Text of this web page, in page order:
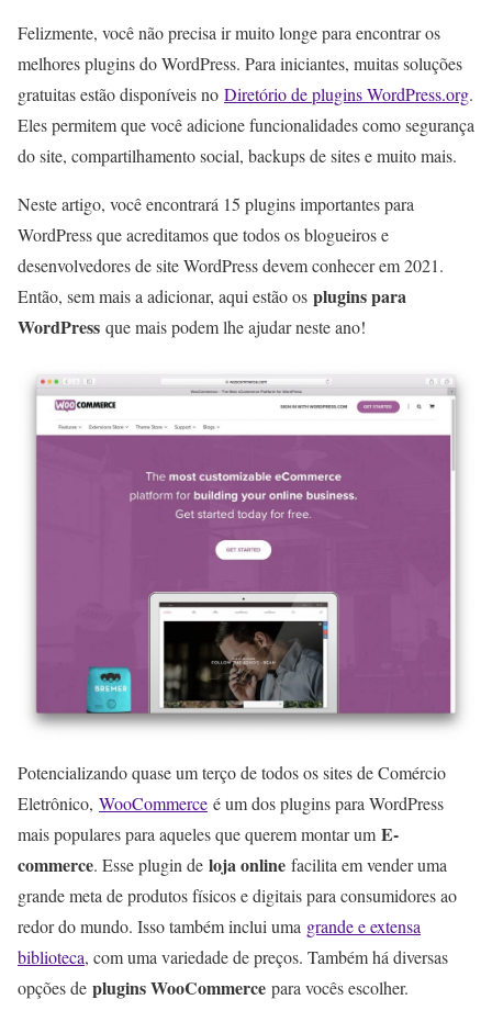
Felizmente, você não precisa ir muito longe para encontrar os
melhores plugins do WordPress. Para iniciantes, muitas soluções
gratuitas estão disponíveis no Diretório de plugins WordPress.org.
Eles permitem que você adicione funcionalidades como segurança
do site, compartilhamento social, backups de sites e muito mais.
Neste artigo, você encontrará 15 plugins importantes para
WordPress que acreditamos que todos os blogueiros e
desenvolvedores de site WordPress devem conhecer em 2021.
Então, sem mais a adicionar, aqui estão os plugins para
WordPress que mais podem lhe ajudar neste ano!
Potencializando quase um terço de todos os sites de Comércio
Eletrônico, WooCommerce é um dos plugins para WordPress
mais populares para aqueles que querem montar um E-
commerce. Esse plugin de loja online facilita em vender uma
grande meta de produtos físicos e digitais para consumidores ao
redor do mundo. Isso também inclui uma grande e extensa
biblioteca, com uma variedade de preços. Também há diversas
opções de plugins WooCommerce para vocês escolher.